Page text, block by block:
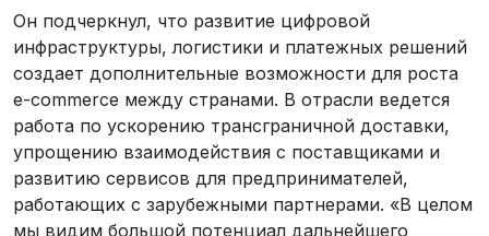
Он подчеркнул, что развитие цифровой
инфраструктуры, логистики и платежных решений
создает дополнительные возможности для роста
e-commerce между странами. В отрасли ведется
работа по ускорению трансграничной доставки,
упрощению взаимодействия с поставщиками и
развитию сервисов для предпринимателей,
работающих с зарубежными партнерами. «В целом
мы видим большой потенциал дальнейшего